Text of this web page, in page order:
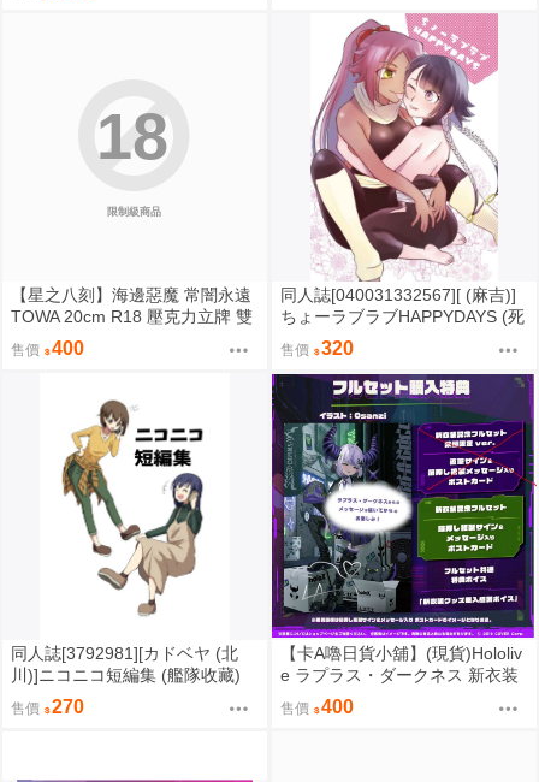
限制級商品
18
【星之八刻】海邊惡魔 常闇永遠
TOWA 20cm R18 壓克力立牌 雙
面不同圖 Hololive【FF47場前預
購】{宅即門}
售價 400
同人誌[040031332567][ (麻吉)]
ちょーラブラブHAPPYDAYS (死
神)四楓院夜一 砕蜂
售價 320
同人誌[3792981][カドベヤ (北
川)]ニコニコ短編集 (艦隊收藏)
售價 270
【卡A嚕日貨小舖】(現貨)Hololiv
e ラプラス・ダークネス 新衣装
記念 複製簽名明信片
售價 400